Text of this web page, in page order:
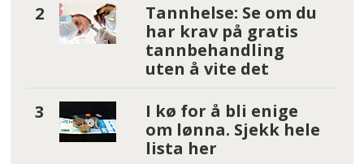
Tannhelse: Se om du
har krav på gratis
tannbehandling
uten å vite det
I kø for å bli enige
om lønna. Sjekk hele
lista her